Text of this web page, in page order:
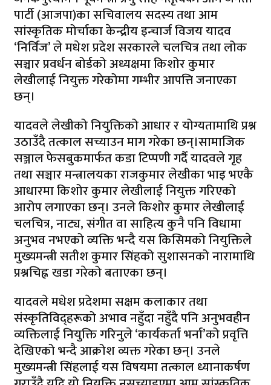
पार्टी (आजपा)का सचिवालय सदस्य तथा आम
सांस्कृतिक मोर्चाका केन्द्रीय इन्चार्ज विजय यादव
‘निर्विज’ ले मधेश प्रदेश सरकारले चलचित्र तथा लोक
सञ्चार प्रवर्धन बोर्डको अध्यक्षमा किशोर कुमार
लेखीलाई नियुक्त गरेकोमा गम्भीर आपत्ति जनाएका
छन्।
यादवले लेखीको नियुक्तिको आधार र योग्यतामाथि प्रश्न
उठाउँदै तत्काल सच्याउन माग गरेका छन्।सामाजिक
सञ्जाल फेसबुकमार्फत कडा टिप्पणी गर्दै यादवले गृह
तथा सञ्चार मन्त्रालयका राजकुमार लेखीका भाइ भएकै
आधारमा किशोर कुमार लेखीलाई नियुक्त गरिएको
आरोप लगाएका छन्। उनले किशोर कुमार लेखीलाई
चलचित्र, नाट्य, संगीत वा साहित्य कुनै पनि विधामा
अनुभव नभएको व्यक्ति भन्दै यस किसिमको नियुक्तिले
मुख्यमन्त्री सतीश कुमार सिंहको सुशासनको नारामाथि
प्रश्नचिह्न खडा गरेको बताएका छन्।
यादवले मधेश प्रदेशमा सक्षम कलाकार तथा
संस्कृतिविद्हरूको अभाव नहुँदा नहुँदै पनि अनुभवहीन
व्यक्तिलाई नियुक्ति गरिनुले ‘कार्यकर्ता भर्ना’को प्रवृत्ति
देखिएको भन्दै आक्रोश व्यक्त गरेका छन्। उनले
मुख्यमन्त्री सिंहलाई यस विषयमा तत्काल ध्यानाकर्षण